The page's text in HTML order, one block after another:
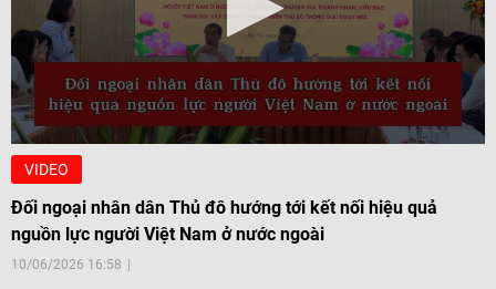
VIDEO
Đối ngoại nhân dân Thủ đô hướng tới kết nối hiệu quả
nguồn lực người Việt Nam ở nước ngoài
10/06/2026 16:58